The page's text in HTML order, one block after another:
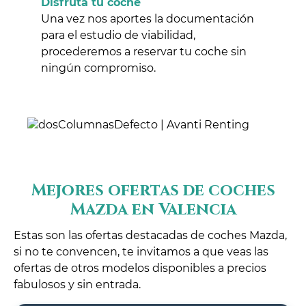
Una vez nos aportes la documentación
para el estudio de viabilidad,
procederemos a reservar tu coche sin
ningún compromiso.
Mejores ofertas de coches
Mazda en Valencia
Estas son las ofertas destacadas de coches Mazda,
si no te convencen, te invitamos a que veas las
ofertas de otros modelos disponibles a precios
fabulosos y sin entrada.